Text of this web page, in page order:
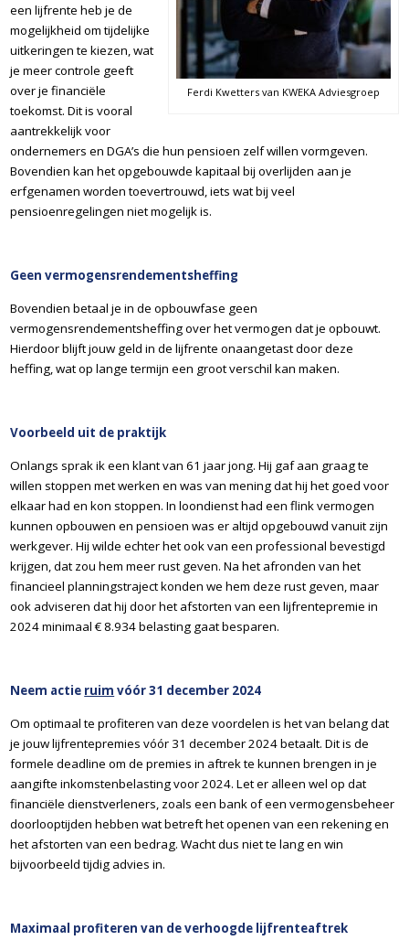
Ferdi Kwetters van KWEKA Adviesgroep
een lijfrente heb je de
mogelijkheid om tijdelijke
uitkeringen te kiezen, wat
je meer controle geeft
over je financiële
toekomst. Dit is vooral
aantrekkelijk voor
ondernemers en DGA’s die hun pensioen zelf willen vormgeven.
Bovendien kan het opgebouwde kapitaal bij overlijden aan je
erfgenamen worden toevertrouwd, iets wat bij veel
pensioenregelingen niet mogelijk is.
Geen vermogensrendementsheffing
Bovendien betaal je in de opbouwfase geen
vermogensrendementsheffing over het vermogen dat je opbouwt.
Hierdoor blijft jouw geld in de lijfrente onaangetast door deze
heffing, wat op lange termijn een groot verschil kan maken.
Voorbeeld uit de praktijk
Onlangs sprak ik een klant van 61 jaar jong. Hij gaf aan graag te
willen stoppen met werken en was van mening dat hij het goed voor
elkaar had en kon stoppen. In loondienst had een flink vermogen
kunnen opbouwen en pensioen was er altijd opgebouwd vanuit zijn
werkgever. Hij wilde echter het ook van een professional bevestigd
krijgen, dat zou hem meer rust geven. Na het afronden van het
financieel planningstraject konden we hem deze rust geven, maar
ook adviseren dat hij door het afstorten van een lijfrentepremie in
2024 minimaal € 8.934 belasting gaat besparen.
Neem actie ruim vóór 31 december 2024
Om optimaal te profiteren van deze voordelen is het van belang dat
je jouw lijfrentepremies vóór 31 december 2024 betaalt. Dit is de
formele deadline om de premies in aftrek te kunnen brengen in je
aangifte inkomstenbelasting voor 2024. Let er alleen wel op dat
financiële dienstverleners, zoals een bank of een vermogensbeheer
doorlooptijden hebben wat betreft het openen van een rekening en
het afstorten van een bedrag. Wacht dus niet te lang en win
bijvoorbeeld tijdig advies in.
Maximaal profiteren van de verhoogde lijfrenteaftrek